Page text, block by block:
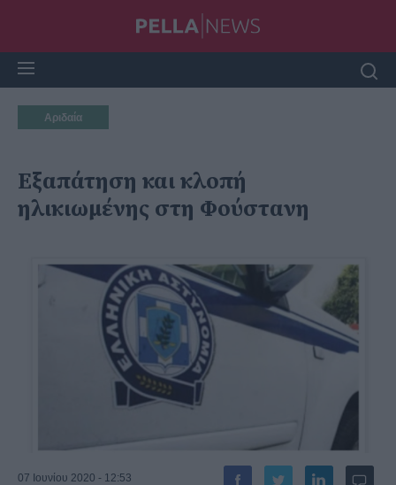
Αριδαία
Εξαπάτηση και κλοπή
ηλικιωμένης στη Φούστανη
07 Ιουνίου 2020 - 12:53